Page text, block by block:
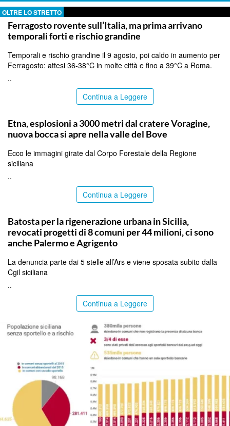
OLTRE LO STRETTO
Ferragosto rovente sull’Italia, ma prima arrivano
temporali forti e rischio grandine
Temporali e rischio grandine il 9 agosto, poi caldo in aumento per
Ferragosto: attesi 36-38°C in molte città e fino a 39°C a Roma.
..
Continua a Leggere
Etna, esplosioni a 3000 metri dal cratere Voragine,
nuova bocca si apre nella valle del Bove
Ecco le immagini girate dal Corpo Forestale della Regione
siciliana
..
Continua a Leggere
Batosta per la rigenerazione urbana in Sicilia,
revocati progetti di 8 comuni per 44 milioni, ci sono
anche Palermo e Agrigento
La denuncia parte dai 5 stelle all’Ars e viene sposata subito dalla
Cgil siciliana
..
Continua a Leggere